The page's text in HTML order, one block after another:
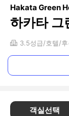
Hakata Green
하카타 그
3.5성급 호텔
객실선택